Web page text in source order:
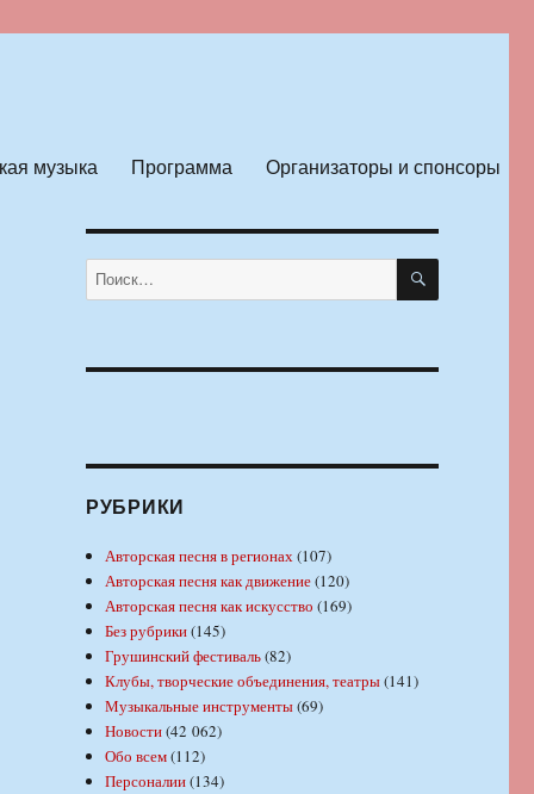
музыка Программа Организаторы и спонсоры
Искать: ПОИСК
РУБРИКИ
Авторская песня в регионах(107)
Авторская песня как движение(120)
Авторская песня как искусство (169)
Без рубрики(145)
Грушинский фестиваль(82)
Клубы, творческие объединения, театры(141)
Музыкальные инструменты(69)
Новости(42 062)
Обо всем(112)
Персоналии(134)